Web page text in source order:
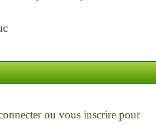
ou vous inscrirepour